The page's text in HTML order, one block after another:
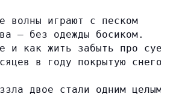
волны играют с песком
— без одежды босиком.
и как жить забыть про суету
в году покрытую снегом
двое стали одним целым